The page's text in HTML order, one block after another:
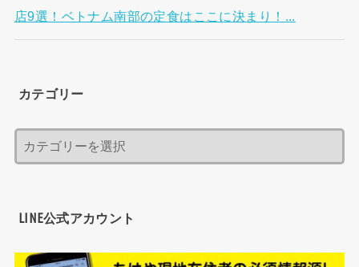
店9選！ベトナム南部の定食はここに決まり！...
カテゴリー
LINE公式アカウント